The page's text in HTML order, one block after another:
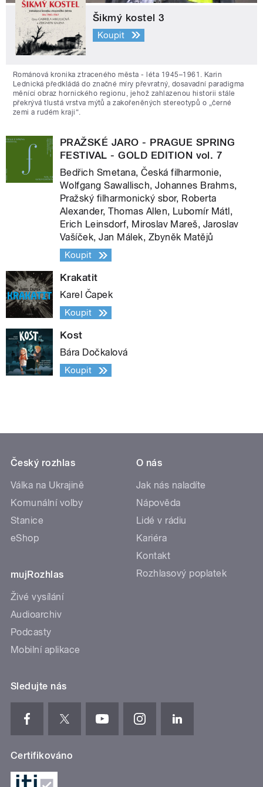
Šikmý kostel 3
Koupit
Románová kronika ztraceného města - léta 1945–1961. Karin
Lednická předkládá do značné míry převratný, dosavadní paradigma
měnící obraz hornického regionu, jehož zahlazenou historii stále
překrývá tlustá vrstva mýtů a zakořeněných stereotypů o „černé
zemi a rudém kraji“.
PRAŽSKÉ JARO - PRAGUE SPRING
FESTIVAL - GOLD EDITION vol. 7
Bedřich Smetana, Česká filharmonie,
Wolfgang Sawallisch, Johannes Brahms,
Pražský filharmonický sbor, Roberta
Alexander, Thomas Allen, Lubomír Mátl,
Erich Leinsdorf, Miroslav Mareš, Jaroslav
Vašíček, Jan Málek, Zbyněk Matějů
Koupit
Krakatit
Karel Čapek
Koupit
Kost
Bára Dočkalová
Koupit
Český rozhlas
Válka na Ukrajině
Komunální volby
Stanice
eShop
mujRozhlas
Živé vysílání
Audioarchiv
Podcasty
Mobilní aplikace
O nás
Jak nás naladíte
Nápověda
Lidé v rádiu
Kariéra
Kontakt
Rozhlasový poplatek
Sledujte nás
Certifikováno